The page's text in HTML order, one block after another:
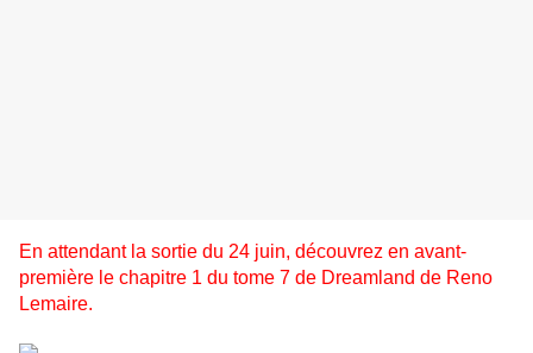
En attendant la sortie du 24 juin, découvrez en avant-
première le chapitre 1 du tome 7 de Dreamland de Reno
Lemaire.